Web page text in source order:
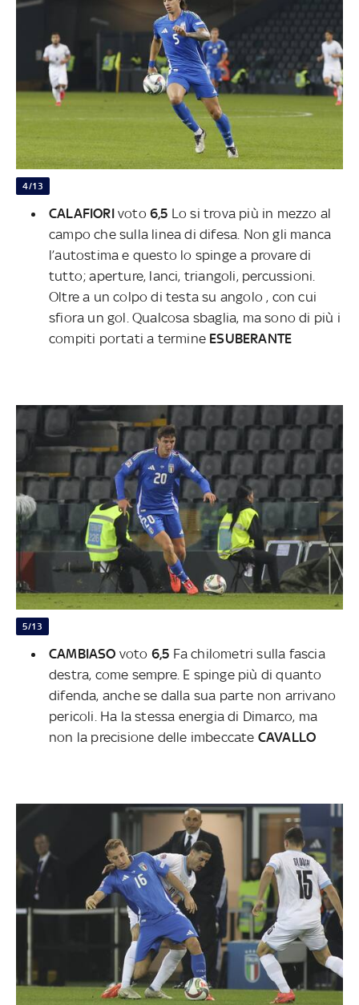
4/13
CALAFIORI voto 6,5 Lo si trova più in mezzo al
campo che sulla linea di difesa. Non gli manca
l’autostima e questo lo spinge a provare di
tutto; aperture, lanci, triangoli, percussioni.
Oltre a un colpo di testa su angolo , con cui
sfiora un gol. Qualcosa sbaglia, ma sono di più i
compiti portati a termine ESUBERANTE
5/13
CAMBIASO voto 6,5 Fa chilometri sulla fascia
destra, come sempre. E spinge più di quanto
difenda, anche se dalla sua parte non arrivano
pericoli. Ha la stessa energia di Dimarco, ma
non la precisione delle imbeccate CAVALLO